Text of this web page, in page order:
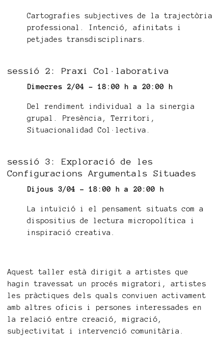
Cartografies subjectives de la trajectòria
professional. Intenció, afinitats i
petjades transdisciplinars.
sessió 2: Praxi Col·laborativa
Dimecres 2/04 - 18:00 h a 20:00 h
Del rendiment individual a la sinergia
grupal. Presència, Territori,
Situacionalidad Col·lectiva.
sessió 3: Exploració de les
Configuracions Argumentals Situades
Dijous 3/04 - 18:00 h a 20:00 h
La intuïció i el pensament situats com a
dispositius de lectura micropolítica i
inspiració creativa.
Aquest taller està dirigit a artistes que
hagin travessat un procés migratori, artistes
les pràctiques dels quals conviuen activament
amb altres oficis i persones interessades en
la relació entre creació, migració,
subjectivitat i intervenció comunitària.